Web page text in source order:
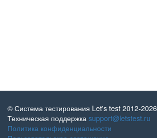
© Система тестирования Let's test 2012-2026
Техническая поддержка support@letstest.ru
Политика конфиденциальности